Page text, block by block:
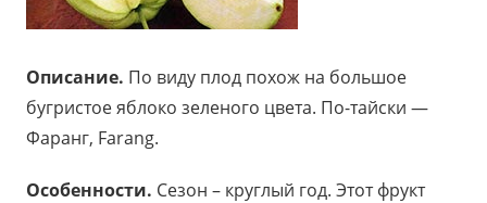
Описание. По виду плод похож на большое
бугристое яблоко зеленого цвета. По-тайски —
Фаранг, Farang.
Особенности. Сезон – круглый год. Этот фрукт